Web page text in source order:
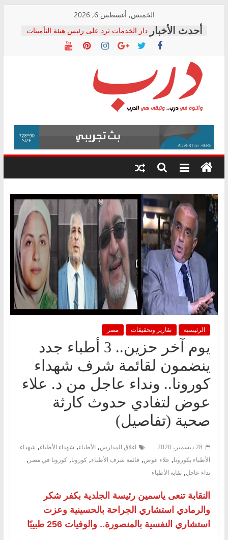
content
الخميس, أغسطس 6, 2026
دار الخدمات ترد على رئيس هيئة التأمينات
بعد مؤتمره الصحفي: إنكار الأزمة لا ينهي
معاناة أصحاب المعاشات.. ونطالب بكشف
فرحات سليمان يكتب: القطاع الصحي إلى
أين؟
حزب التحالف الشعبي يطلق لجنة “الحق
في الصحة” بالإسكندرية لرصد الانتهاكات
ودعم المرضى
الوزاري لمدينة الصحفيين.. وانتهاء أعمال
إنشاء المبنى الإداري
المجلس القومي لحقوق الإنسان يعلن
متابعة قضية الدكتور محمد زهران.. ويؤكد:
قرينة البراءة وضمانات المحاكمة العادلة
درب
وأتوه
درب..
وتبقى
هي
الرئيسية تقارير وتحقيقات مصر
يوم آخر حزين.. 3 أطباء جدد
ينضمون لقائمة شرف شهداء
كورونا.. ونداء عاجل من د. علاء
عوض لتفادي حدوث كارثة
صحية (تفاصيل)
28 ديسمبر، 2020 اغلاق المدارس, الأطباء, شهداء الأطباء, شهداء
الأطباء بكورونا, علاء عوض, قائمة شرف الأطباء, كورونا, كورونا في مصر ,
نداء عاجل, نقابة الأطباء
النقابة تنعى ياسمين رئيسة الجلدية بكفر شكر
والرمادي استشاري الجراحة بالحسينية وعزت
استشاري النفسية بالمنصورة.. والوفيات 256 طبيبًا